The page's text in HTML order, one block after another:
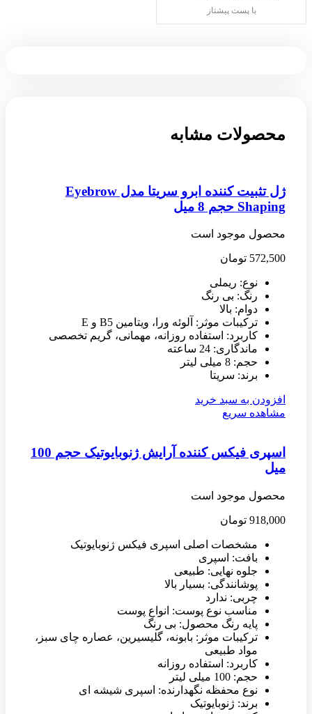
با پست پیشتاز
محصولات مشابه
ژل تثبیت کننده ابرو سریتا مدل Eyebrow
Shaping حجم 8 میل
محصول موجود است
572,500 تومان
نوع: ریملی
رنگ: بی رنگ
دوام: بالا
ترکیبات موثر: آلوئه ورا، ویتامین B5 و E
کاربرد: استفاده روزانه، مهمانی، گریم تخصصی
ماندگاری: 24 ساعته
حجم: 8 میلی لیتر
برند: سریتا
افزودن به سبد خرید
مشاهده سریع
اسپری فیکس کننده آرایش ژنوبایوتیک حجم 100
میل
محصول موجود است
918,000 تومان
مشخصات اصلی اسپری فیکس ژنوبایوتیک
بافت: اسپری
جلوه نهایی: طبیعی
پوشانندگی: بسیار بالا
چربی: ندارد
مناسب نوع پوست: انواع پوست
پایه رنگ محصول: بی رنگ
ترکیبات موثر: بابونه، گلیسیرین، عصاره چای سبز،
مواد طبیعی
کاربرد: استفاده روزانه
حجم: 100 میلی لیتر
نوع محفظه نگهدارنده: اسپری شیشه ای
برند: ژنوبایوتیک